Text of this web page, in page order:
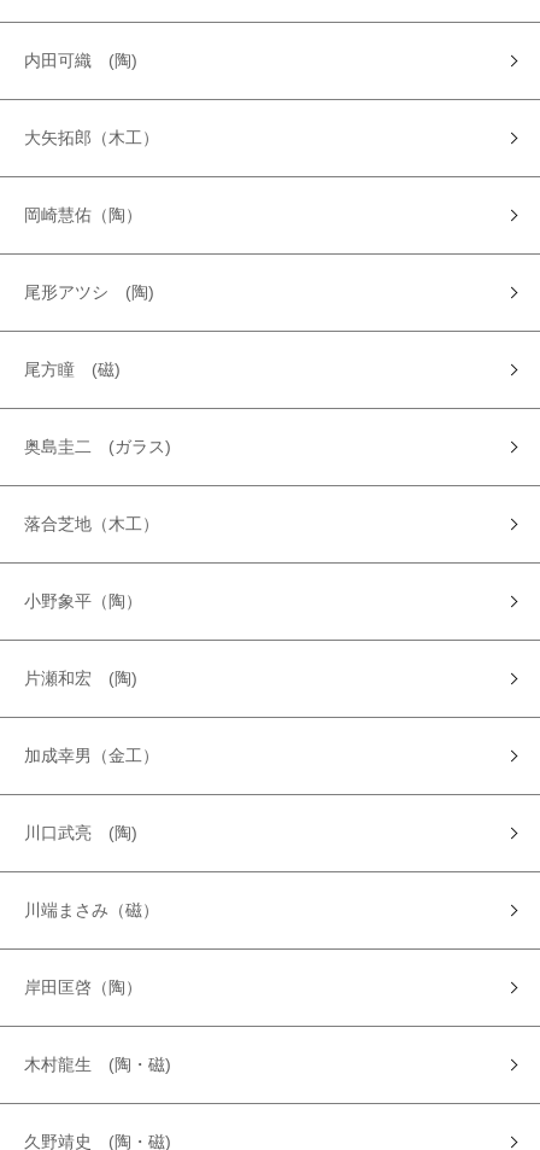
内田可織 (陶)
大矢拓郎（木工）
岡崎慧佑（陶）
尾形アツシ (陶)
尾方瞳 (磁)
奥島圭二 (ガラス)
落合芝地（木工）
小野象平（陶）
片瀬和宏 (陶)
加成幸男（金工）
川口武亮 (陶)
川端まさみ（磁）
岸田匡啓（陶）
木村龍生 (陶・磁)
久野靖史 (陶・磁)